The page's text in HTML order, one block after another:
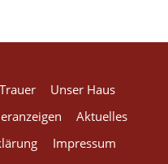
powered by
cookie wordpress
Unser Haus
Aktuelles
Impressum